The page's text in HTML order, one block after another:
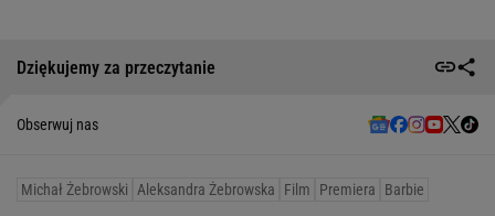
Dziękujemy za przeczytanie
Obserwuj nas
Michał Żebrowski Aleksandra Żebrowska Film Premiera Barbie